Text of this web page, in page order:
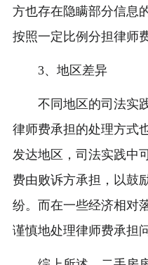
方也存在隐瞒部分信息
按照一定比例分担律师费
3、地区差异
不同地区的司法实
律师费承担的处理方式
发达地区，司法实践中
费由败诉方承担，以鼓
纷。而在一些经济相对
谨慎地处理律师费承担